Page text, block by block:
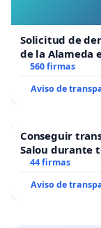
Solicitud de
de la Alameda
“Mazinger”
560 firmas
Aviso de
Conseguir
Salou durante
44 firmas
Aviso de